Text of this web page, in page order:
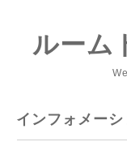
ルー
インフォメーシ